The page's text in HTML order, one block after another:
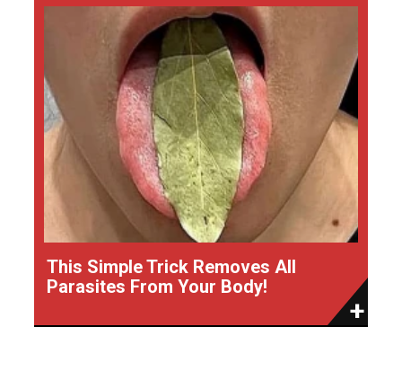
This Simple Trick Removes All
Parasites From Your Body!